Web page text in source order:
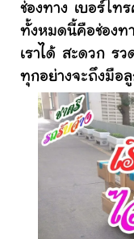
ช่องทาง เบอร์โ
ทั้งหมดนี้คือช่องท
เราได้ สะดวก ร
ทุกอย่างจะถึงมือ